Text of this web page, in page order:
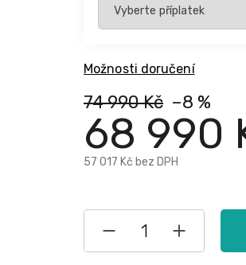
74 990 Kč –8 %
68 990
57 017 Kč bez DPH
Možnosti doručení